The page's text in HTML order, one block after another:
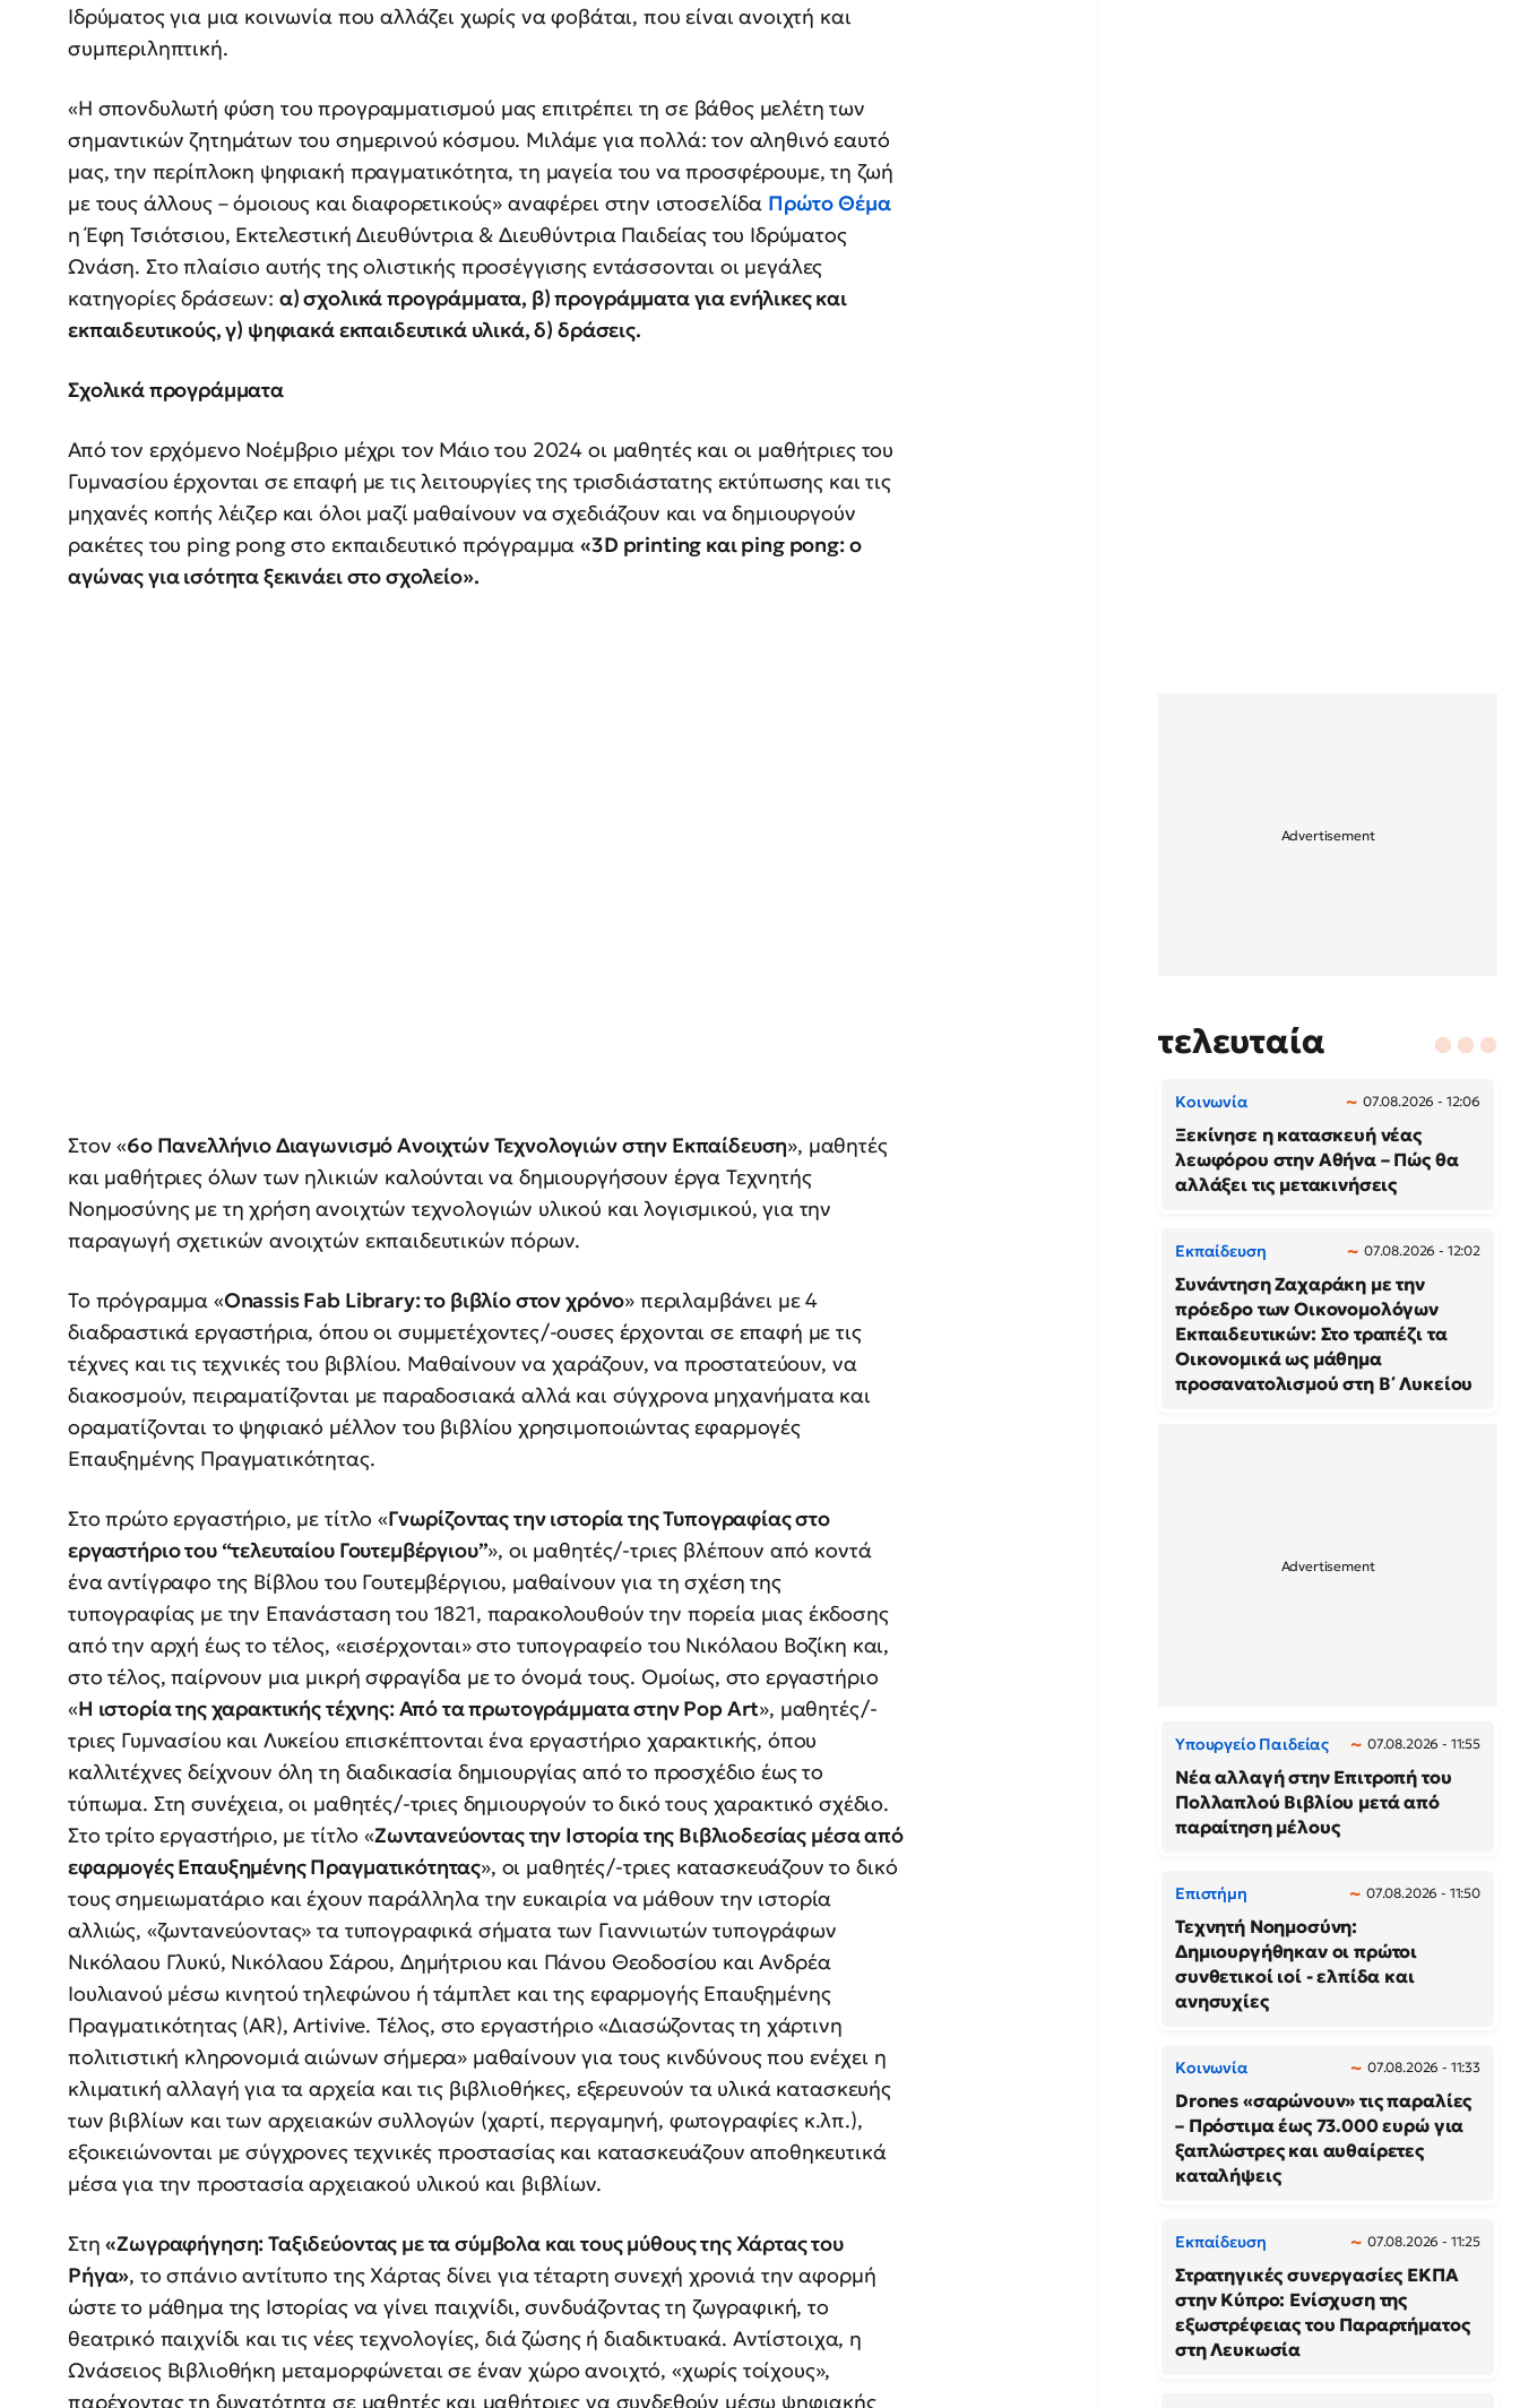
Ιδρύματος για μια κοινωνία που αλλάζει χωρίς να φοβάται, που είναι ανοιχτή και
συμπεριληπτική.
«Η σπονδυλωτή φύση του προγραμματισμού μας επιτρέπει τη σε βάθος μελέτη των
σημαντικών ζητημάτων του σημερινού κόσμου. Μιλάμε για πολλά: τον αληθινό εαυτό
μας, την περίπλοκη ψηφιακή πραγματικότητα, τη μαγεία του να προσφέρουμε, τη ζωή
με τους άλλους – όμοιους και διαφορετικούς» αναφέρει στην ιστοσελίδα Πρώτο Θέμα
η Έφη Τσιότσιου, Εκτελεστική Διευθύντρια & Διευθύντρια Παιδείας του Ιδρύματος
Ωνάση. Στο πλαίσιο αυτής της ολιστικής προσέγγισης εντάσσονται οι μεγάλες
κατηγορίες δράσεων: α) σχολικά προγράμματα, β) προγράμματα για ενήλικες και
εκπαιδευτικούς, γ) ψηφιακά εκπαιδευτικά υλικά, δ) δράσεις.
Σχολικά προγράμματα
Από τον ερχόμενο Νοέμβριο μέχρι τον Μάιο του 2024 οι μαθητές και οι μαθήτριες του
Γυμνασίου έρχονται σε επαφή με τις λειτουργίες της τρισδιάστατης εκτύπωσης και τις
μηχανές κοπής λέιζερ και όλοι μαζί μαθαίνουν να σχεδιάζουν και να δημιουργούν
ρακέτες του ping pong στο εκπαιδευτικό πρόγραμμα«3D printing και ping pong: ο
αγώνας για ισότητα ξεκινάει στο σχολείο».
Στον «6ο Πανελλήνιο Διαγωνισμό Ανοιχτών Τεχνολογιών στην Εκπαίδευση», μαθητές
και μαθήτριες όλων των ηλικιών καλούνται να δημιουργήσουν έργα Τεχνητής
Νοημοσύνης με τη χρήση ανοιχτών τεχνολογιών υλικού και λογισμικού, για την
παραγωγή σχετικών ανοιχτών εκπαιδευτικών πόρων.
Το πρόγραμμα «Onassis Fab Library: το βιβλίο στον χρόνο» περιλαμβάνει με 4
διαδραστικά εργαστήρια, όπου οι συμμετέχοντες/-ουσες έρχονται σε επαφή με τις
τέχνες και τις τεχνικές του βιβλίου. Μαθαίνουν να χαράζουν, να προστατεύουν, να
διακοσμούν, πειραματίζονται με παραδοσιακά αλλά και σύγχρονα μηχανήματα και
οραματίζονται το ψηφιακό μέλλον του βιβλίου χρησιμοποιώντας εφαρμογές
Επαυξημένης Πραγματικότητας.
Στο πρώτο εργαστήριο, με τίτλο «Γνωρίζοντας την ιστορία της Τυπογραφίας στο
εργαστήριο του “τελευταίου Γουτεμβέργιου”», οι μαθητές/-τριες βλέπουν από κοντά
ένα αντίγραφο της Βίβλου του Γουτεμβέργιου, μαθαίνουν για τη σχέση της
τυπογραφίας με την Επανάσταση του 1821, παρακολουθούν την πορεία μιας έκδοσης
από την αρχή έως το τέλος, «εισέρχονται» στο τυπογραφείο του Νικόλαου Βοζίκη και,
στο τέλος, παίρνουν μια μικρή σφραγίδα με το όνομά τους. Ομοίως, στο εργαστήριο
«Η ιστορία της χαρακτικής τέχνης: Από τα πρωτογράμματα στην Pop Art», μαθητές/-
τριες Γυμνασίου και Λυκείου επισκέπτονται ένα εργαστήριο χαρακτικής, όπου
καλλιτέχνες δείχνουν όλη τη διαδικασία δημιουργίας από το προσχέδιο έως το
τύπωμα. Στη συνέχεια, οι μαθητές/-τριες δημιουργούν το δικό τους χαρακτικό σχέδιο.
Στο τρίτο εργαστήριο, με τίτλο «Ζωντανεύοντας την Ιστορία της Βιβλιοδεσίας μέσα από
εφαρμογές Επαυξημένης Πραγματικότητας», οι μαθητές/-τριες κατασκευάζουν το δικό
τους σημειωματάριο και έχουν παράλληλα την ευκαιρία να μάθουν την ιστορία
αλλιώς, «ζωντανεύοντας» τα τυπογραφικά σήματα των Γιαννιωτών τυπογράφων
Νικόλαου Γλυκύ, Νικόλαου Σάρου, Δημήτριου και Πάνου Θεοδοσίου και Ανδρέα
Ιουλιανού μέσω κινητού τηλεφώνου ή τάμπλετ και της εφαρμογής Επαυξημένης
Πραγματικότητας (AR), Artivive. Τέλος, στο εργαστήριο «Διασώζοντας τη χάρτινη
πολιτιστική κληρονομιά αιώνων σήμερα» μαθαίνουν για τους κινδύνους που ενέχει η
κλιματική αλλαγή για τα αρχεία και τις βιβλιοθήκες, εξερευνούν τα υλικά κατασκευής
των βιβλίων και των αρχειακών συλλογών (χαρτί, περγαμηνή, φωτογραφίες κ.λπ.),
εξοικειώνονται με σύγχρονες τεχνικές προστασίας και κατασκευάζουν αποθηκευτικά
μέσα για την προστασία αρχειακού υλικού και βιβλίων.
Στη«Ζωγραφήγηση: Ταξιδεύοντας με τα σύμβολα και τους μύθους της Χάρτας του
Ρήγα», το σπάνιο αντίτυπο της Χάρτας δίνει για τέταρτη συνεχή χρονιά την αφορμή
ώστε το μάθημα της Ιστορίας να γίνει παιχνίδι, συνδυάζοντας τη ζωγραφική, το
θεατρικό παιχνίδι και τις νέες τεχνολογίες, διά ζώσης ή διαδικτυακά. Αντίστοιχα, η
Ωνάσειος Βιβλιοθήκη μεταμορφώνεται σε έναν χώρο ανοιχτό, «χωρίς τοίχους»,
παρέχοντας τη δυνατότητα σε μαθητές και μαθήτριες να συνδεθούν μέσω ψηφιακής
τελευταία
Κοινωνία 07.08.2026 - 12:06
Ξεκίνησε η κατασκευή νέας
λεωφόρου στην Αθήνα – Πώς θα
αλλάξει τις μετακινήσεις
Εκπαίδευση 07.08.2026 - 12:02
Συνάντηση Ζαχαράκη με την
πρόεδρο των Οικονομολόγων
Εκπαιδευτικών: Στο τραπέζι τα
Οικονομικά ως μάθημα
προσανατολισμού στη Β΄ Λυκείου
Υπουργείο Παιδείας 07.08.2026 - 11:55
Νέα αλλαγή στην Επιτροπή του
Πολλαπλού Βιβλίου μετά από
παραίτηση μέλους
Επιστήμη 07.08.2026 - 11:50
Τεχνητή Νοημοσύνη:
Δημιουργήθηκαν οι πρώτοι
συνθετικοί ιοί - ελπίδα και
ανησυχίες
Κοινωνία 07.08.2026 - 11:33
Drones «σαρώνουν» τις παραλίες
– Πρόστιμα έως 73.000 ευρώ για
ξαπλώστρες και αυθαίρετες
καταλήψεις
Εκπαίδευση 07.08.2026 - 11:25
Στρατηγικές συνεργασίες ΕΚΠΑ
στην Κύπρο: Ενίσχυση της
εξωστρέφειας του Παραρτήματος
στη Λευκωσία